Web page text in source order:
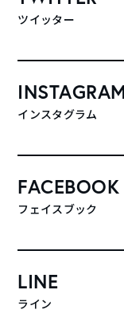
ツイッター
INSTAGRAM
インスタグラム
FACEBOOK
フェイスブック
LINE
ライン